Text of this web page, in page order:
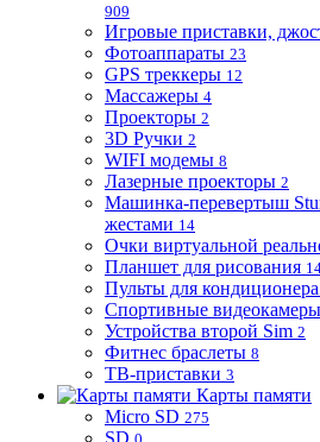
909
Игровые приставки,
Фотоаппараты 23
GPS треккеры 12
Массажеры 4
Проекторы 2
3D Ручки 2
WIFI модемы 8
Лазерные проекторы 2
Машинка-перевертыш
жестами 14
Очки виртуальной
Планшет для рисования
Пульты для кондиционера
Спортивные видеокамеры
Устройства второй Sim 2
Фитнес браслеты 8
ТВ-приставки 3
Карты памяти
Micro SD 275
SD